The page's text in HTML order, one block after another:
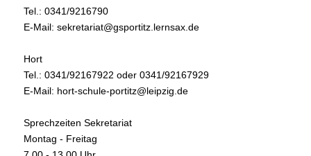
Tel.: 0341/9216790
E-Mail: sekretariat@gsportitz.lernsax.de
Hort
Tel.: 0341/92167922 oder 0341/92167929
E-Mail: hort-schule-portitz@leipzig.de
Sprechzeiten Sekretariat
Montag - Freitag